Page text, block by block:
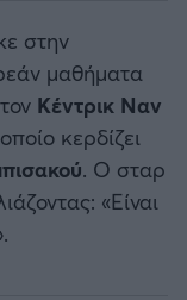
στην
μαθήματα
Κέντρικ Ναν
κερδίζει
. Ο σταρ
«Είναι